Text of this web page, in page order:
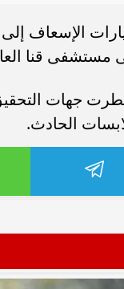
قنا العام
جهات
الحادث.